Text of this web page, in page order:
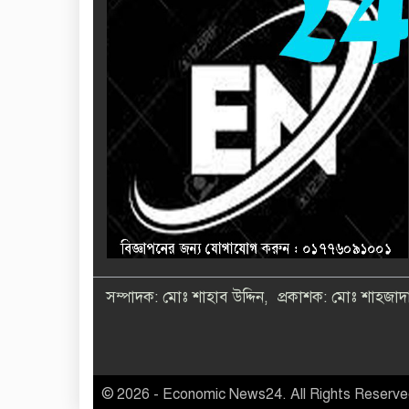
সম্পাদক: মোঃ শাহাব উদ্দিন, প্রকাশক: মোঃ
© 2026 - Economic News24. All Rights